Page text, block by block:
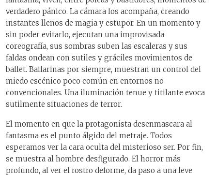
verdadero pánico. La cámara los acompaña, creando
instantes llenos de magia y estupor. En un momento y
sin poder evitarlo, ejecutan una improvisada
coreografía, sus sombras suben las escaleras y sus
faldas ondean con sutiles y gráciles movimientos de
ballet. Bailarinas por siempre, muestran un control del
miedo escénico poco común en entornos no
convencionales. Una iluminación tenue y titilante evoca
sutilmente situaciones de terror.
El momento en que la protagonista desenmascara al
fantasma es el punto álgido del metraje. Todos
esperamos ver la cara oculta del misterioso ser. Por fin,
se muestra al hombre desfigurado. El horror más
profundo, al ver el rostro deforme, da paso a una leve